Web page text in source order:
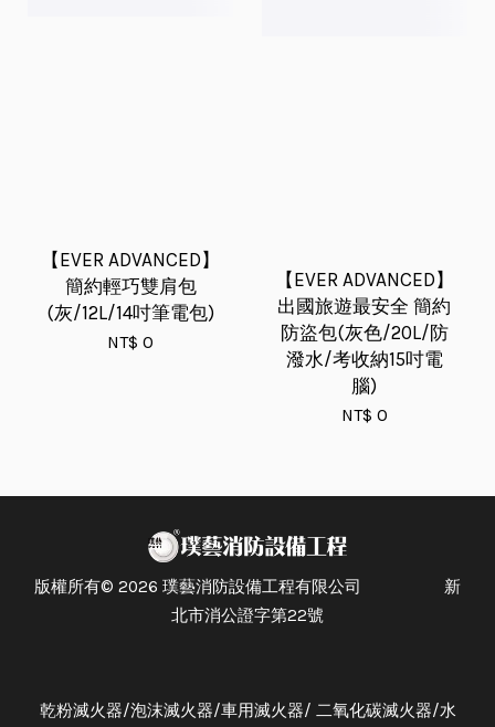
【EVER ADVANCED】
簡約輕巧雙肩包
(灰/12L/14吋筆電包)
NT$ 0
【EVER ADVANCED】
出國旅遊最安全 簡約
防盜包(灰色/20L/防
潑水/考收納15吋電
腦)
NT$ 0
版權所有© 2026 璞藝消防設備工程有限公司 新
北市消公證字第22號
乾粉滅火器/泡沫滅火器/車用滅火器/ 二氧化碳滅火器/水